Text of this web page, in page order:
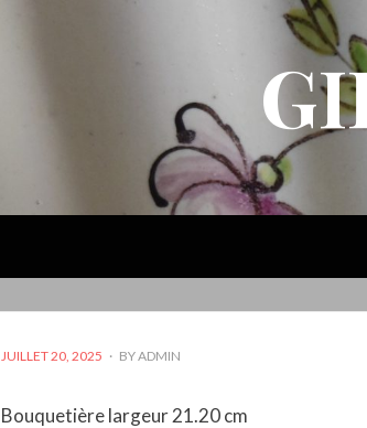
POSTED
JUILLET 20, 2025 BYADMIN
Bouquetière largeur 21.20 cm